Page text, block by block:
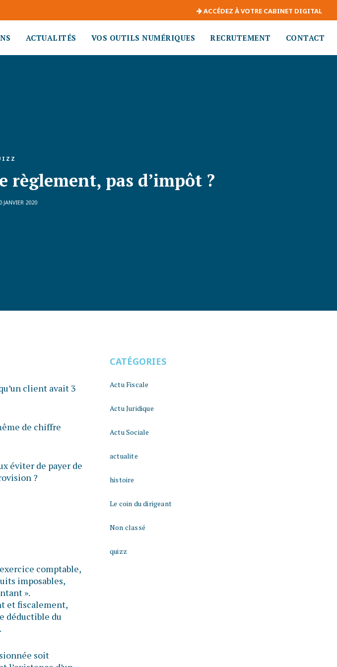
ACCÉDEZ À VOTRE CABINET DIGITAL
ACTUALITÉS VOS OUTILS NUMÉRIQUES RECRUTEMENT CONTACT
règlement, pas d’impôt ?
JANVIER 2020
client avait 3
de chiffre
éviter de payer de
?
comptable,
imposables,
».
et fiscalement,
déductible du
soit
CATÉGORIES
Actu Fiscale
Actu Juridique
Actu Sociale
actualite
histoire
Le coin du dirigeant
Non classé
quizz